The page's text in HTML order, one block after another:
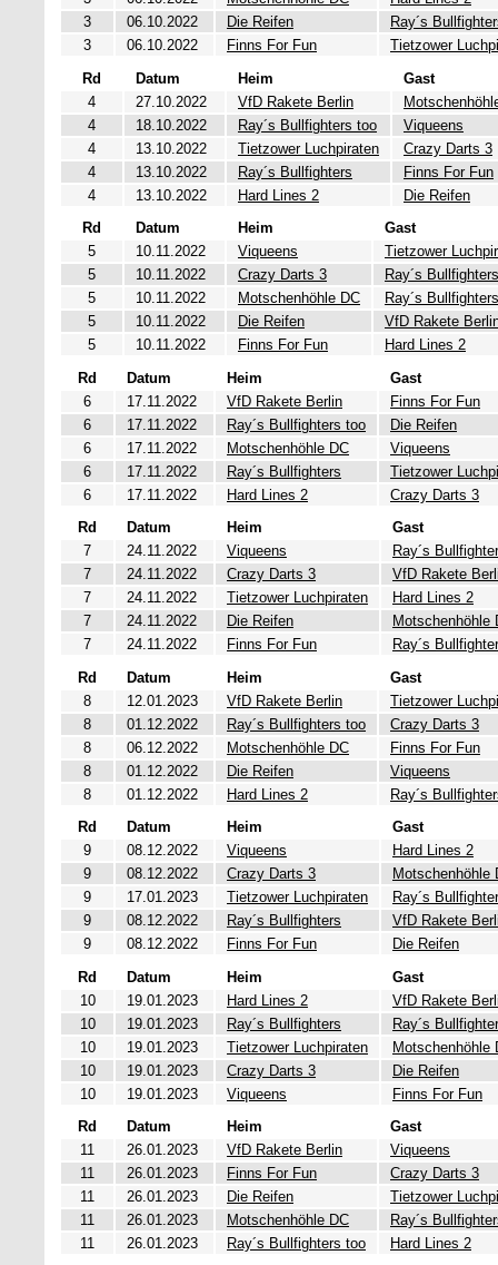
3
06.10.2022 Die Reifen
Ray´s
3
06.10.2022 Finns For Fun
Tietzower
Rd
Datum Heim
Gast
4
27.10.2022 VfD Rakete Berlin
4
18.10.2022 Ray´s Bullfighters too
Viqueens
4
13.10.2022 Tietzower Luchpiraten
Crazy Darts 3
4
13.10.2022 Ray´s Bullfighters
Finns For Fun
4
13.10.2022 Hard Lines 2
Die Reifen
Rd
Datum Heim
Gast
5
10.11.2022 Viqueens
Tietzower
5
10.11.2022 Crazy Darts 3
Ray´s Bullfighters
5
10.11.2022 Motschenhöhle DC
Ray´s
5
10.11.2022 Die Reifen
VfD Rakete
5
10.11.2022 Finns For Fun
Hard Lines 2
Rd
Datum Heim
Gast
6
17.11.2022 VfD Rakete Berlin
Finns For Fun
6
17.11.2022 Ray´s Bullfighters too
Die Reifen
6
17.11.2022 Motschenhöhle DC
Viqueens
6
17.11.2022 Ray´s Bullfighters
Tietzower
6
17.11.2022 Hard Lines 2
Crazy Darts 3
Rd
Datum Heim
Gast
7
24.11.2022 Viqueens
Ray´s
7
24.11.2022 Crazy Darts 3
VfD Rakete
7
24.11.2022 Tietzower Luchpiraten
Hard Lines 2
7
24.11.2022 Die Reifen
Motschenhöhle
7
24.11.2022 Finns For Fun
Ray´s
Rd
Datum Heim
Gast
8
12.01.2023 VfD Rakete Berlin
Tietzower
8
01.12.2022 Ray´s Bullfighters too
Crazy Darts 3
8
06.12.2022 Motschenhöhle DC
Finns For Fun
8
01.12.2022 Die Reifen
Viqueens
8
01.12.2022 Hard Lines 2
Ray´s
Rd
Datum Heim
Gast
9
08.12.2022 Viqueens
Hard Lines 2
9
08.12.2022 Crazy Darts 3
Motschenhöhle
9
17.01.2023 Tietzower Luchpiraten
Ray´s
9
08.12.2022 Ray´s Bullfighters
VfD Rakete
9
08.12.2022 Finns For Fun
Die Reifen
Rd
Datum Heim
Gast
10
19.01.2023 Hard Lines 2
VfD Rakete
10
19.01.2023 Ray´s Bullfighters
Ray´s
10
19.01.2023 Tietzower Luchpiraten
Motschenhöhle
10
19.01.2023 Crazy Darts 3
Die Reifen
10
19.01.2023 Viqueens
Finns For Fun
Rd
Datum Heim
Gast
11
26.01.2023 VfD Rakete Berlin
Viqueens
11
26.01.2023 Finns For Fun
Crazy Darts 3
11
26.01.2023 Die Reifen
Tietzower
11
26.01.2023 Motschenhöhle DC
Ray´s
11
26.01.2023 Ray´s Bullfighters too Hard Lines 2